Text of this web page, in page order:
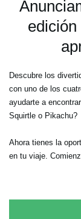
Descubre los
con uno de los
ayudarte a
Squirtle o Pikachu?
Ahora tienes la
en tu viaje.